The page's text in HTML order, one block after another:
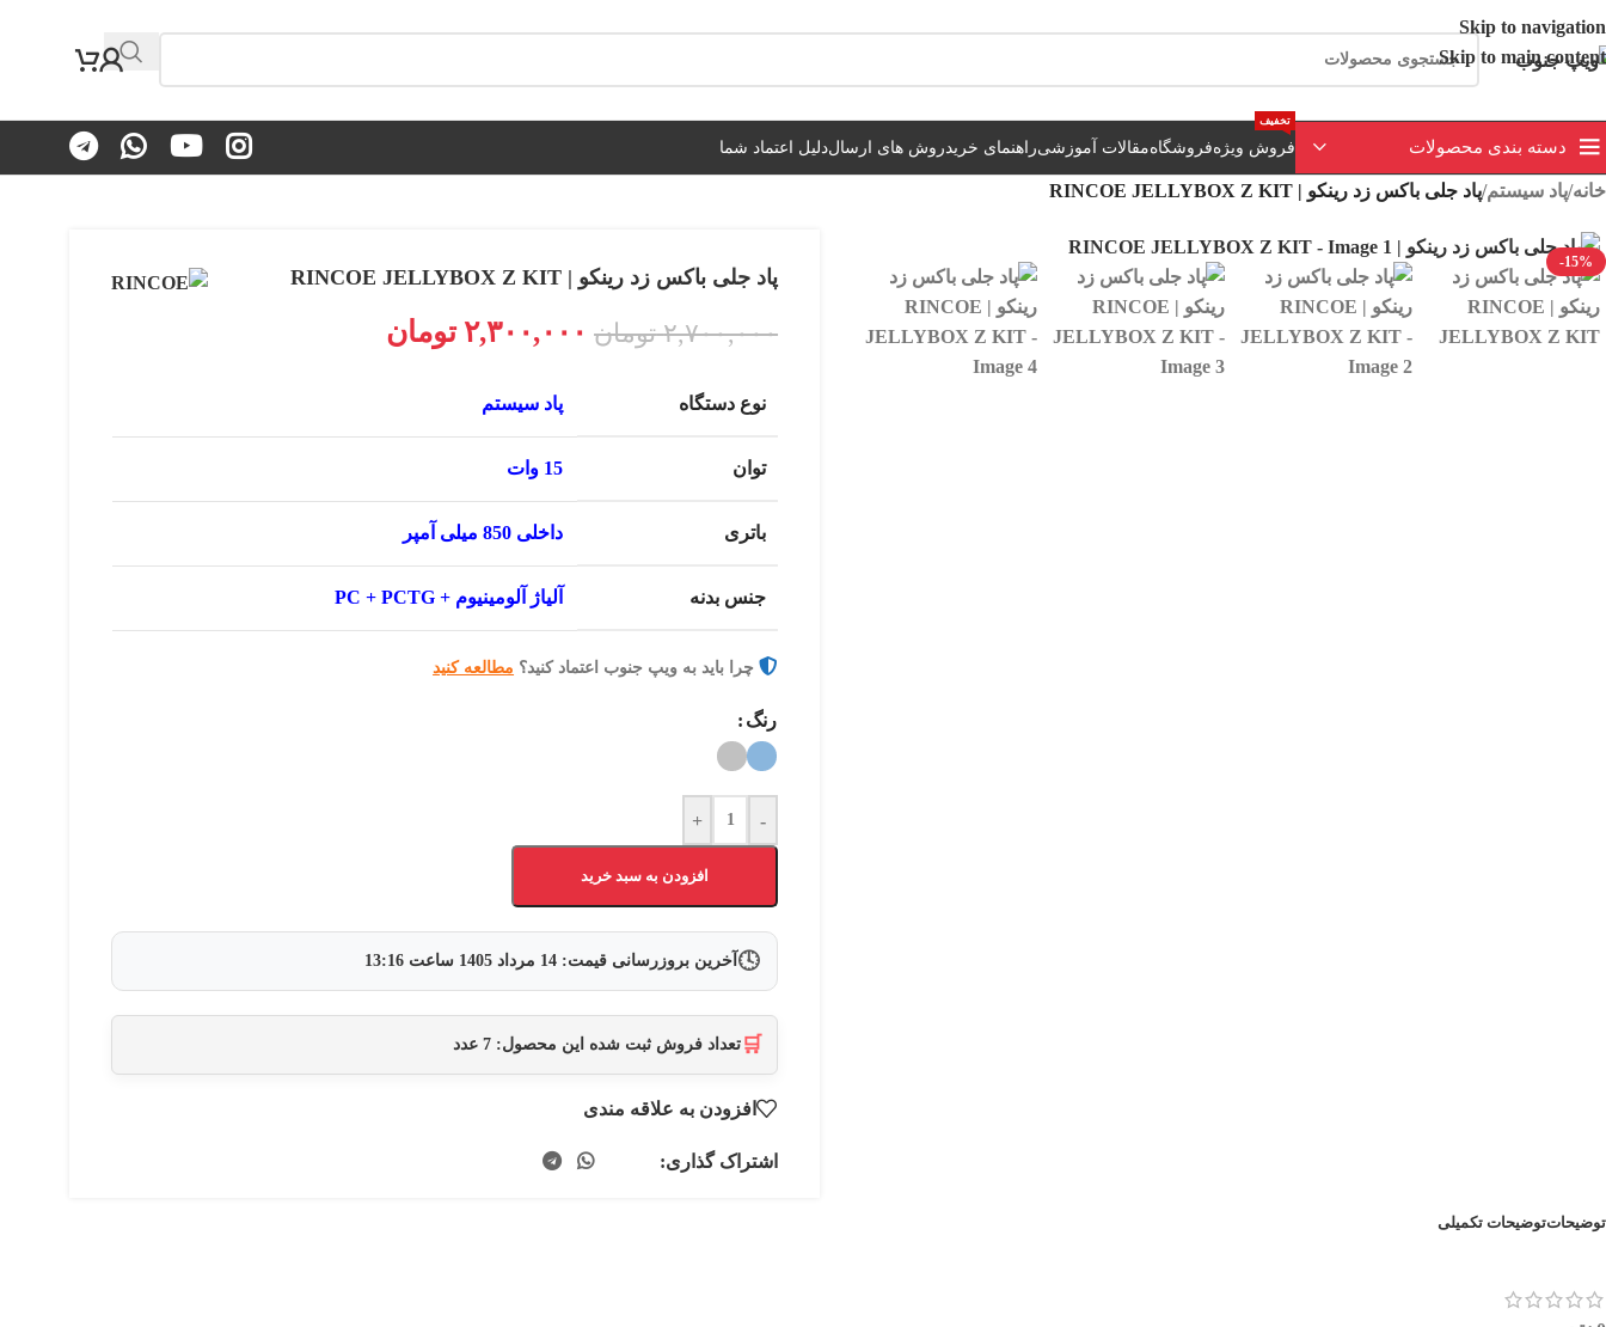
Skip to navigation
Skip to main content
دسته بندی محصولات فروش ویژه
تخفیف
فروشگاهمقالات آموزشیراهنمای خریدروش های ارسالدلیل اعتماد شما
خانه/پاد سیستم/پاد جلی باکس زد رینکو | RINCOE JELLYBOX Z KIT
-15%
پاد جلی باکس زد رینکو | RINCOE JELLYBOX Z KIT
۲,۷۰۰,۰۰۰ تومان ۲,۳۰۰,۰۰۰ تومان
نوع دستگاه پاد سیستم
توان 15 وات
باتری داخلی 850 میلی آمپر
جنس بدنه آلیاژ آلومینیوم + PC + PCTG
چرا باید به ویپ جنوب اعتماد کنید؟ مطالعه کنید
رنگ
-
+
افزودن به سبد خرید
🕓 آخرین بروزرسانی قیمت: 14 مرداد 1405 ساعت 13:16
🛒 تعداد فروش ثبت شده این محصول: 7عدد
افزودن به علاقه مندی
اشتراک گذاری:
توضیحاتتوضیحات تکمیلی